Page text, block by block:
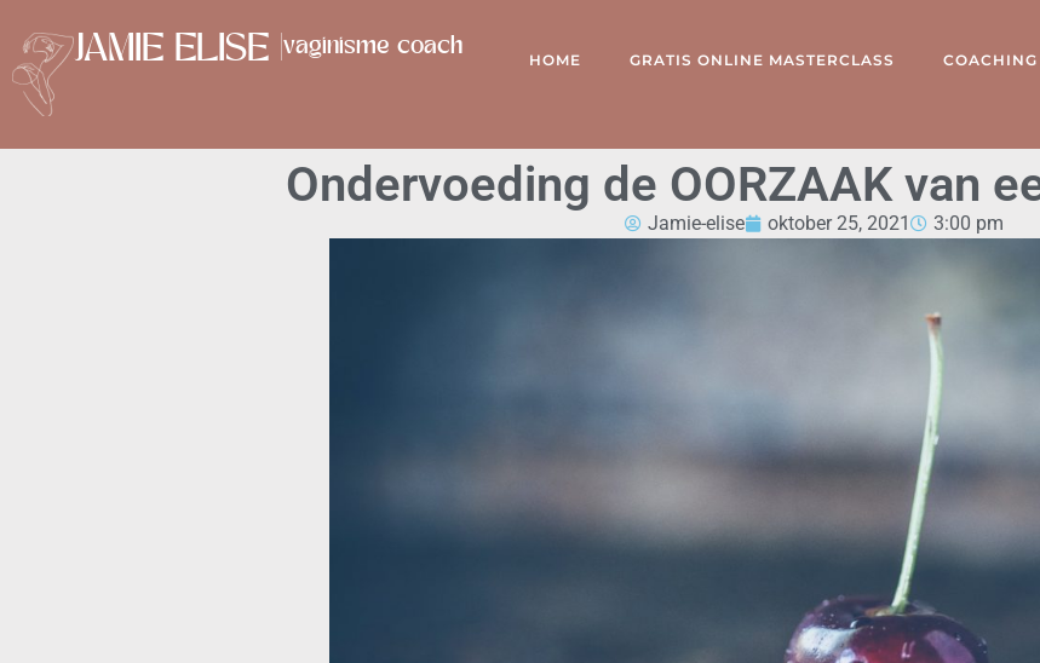
JAMIE ELISE |vaginisme coach
HOME GRATIS ONLINE MASTERCLASS COACHING
Ondervoeding de OORZAAK van
Jamie-elise oktober 25, 2021 3:00 pm